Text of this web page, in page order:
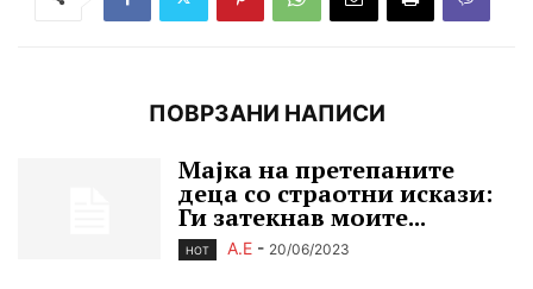
ПОВРЗАНИ НАПИСИ
Мајка на претепаните
деца со страотни искази:
Ги затекнав моите...
HOT А.Е - 20/06/2023